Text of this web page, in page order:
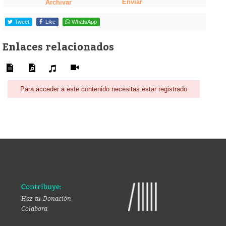
Archivar Enviar
Tweet Like WhatsApp
Enlaces relacionados
Para acceder a este contenido necesitas estar registrado
Contribuye:
Haz tu Donación
Colabora